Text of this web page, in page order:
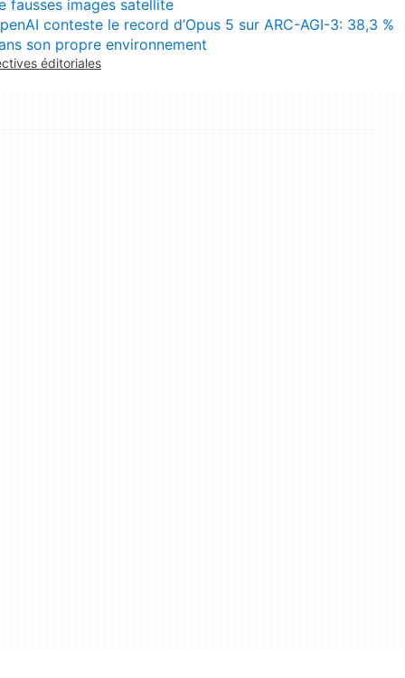
fausses images satellite
conteste le record d’Opus 5 sur ARC-AGI-3: 38,3 %
son propre environnement
éditoriales